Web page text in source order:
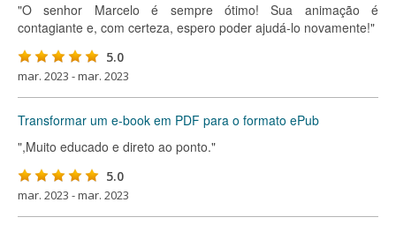
"O senhor Marcelo é sempre ótimo! Sua animação é
contagiante e, com certeza, espero poder ajudá-lo novamente!"
5.0
mar. 2023 - mar. 2023
Transformar um e-book em PDF para o formato ePub
",Muito educado e direto ao ponto."
5.0
mar. 2023 - mar. 2023